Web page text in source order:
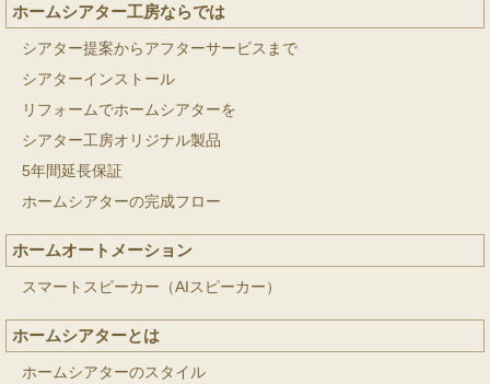
ホームシアター工房ならでは
シアター提案からアフターサービスまで
シアターインストール
リフォームでホームシアターを
シアター工房オリジナル製品
5年間延長保証
ホームシアターの完成フロー
ホームオートメーション
スマートスピーカー（AIスピーカー）
ホームシアターとは
ホームシアターのスタイル